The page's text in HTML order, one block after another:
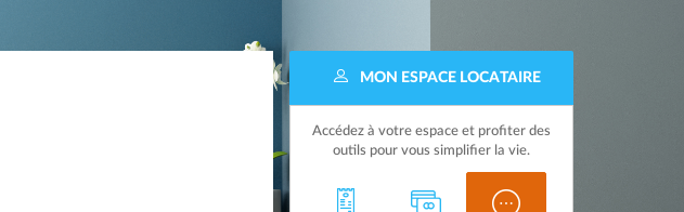
MON ESPACE LOCATAIRE
Accédez à votre espace et profiter des
outils pour vous simplifier la vie.